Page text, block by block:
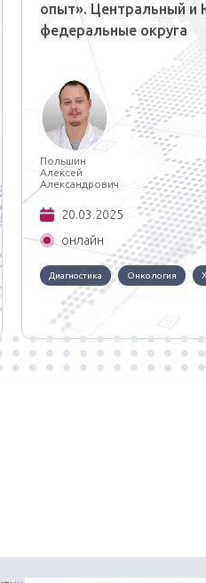
опыт». Центральный
федеральные округа
Польшин
Алексей
Александрович
20.03.2025
онлайн
Диагностика Онкология